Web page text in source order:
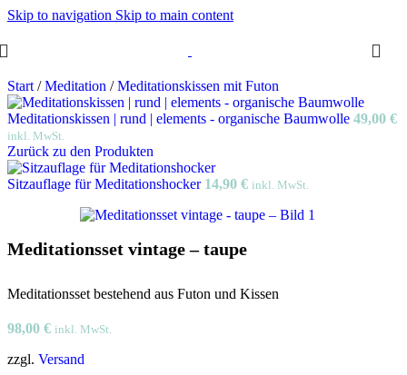
Skip to navigation Skip to main content
Start / Meditation / Meditationskissen mit Futon
Meditationskissen | rund | elements - organische Baumwolle 49,00 €
inkl. MwSt.
Zurück zu den Produkten
Sitzauflage für Meditationshocker 14,90 € inkl. MwSt.
Meditationsset vintage – taupe
Meditationsset bestehend aus Futon und Kissen
98,00 € inkl. MwSt.
zzgl. Versand